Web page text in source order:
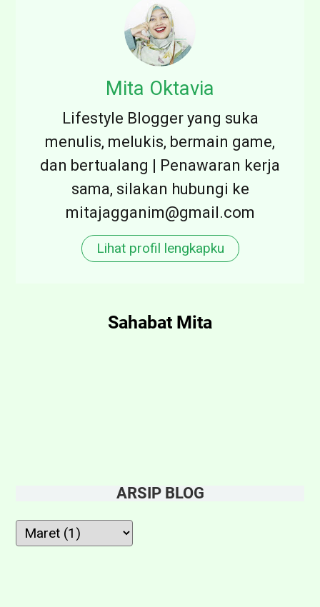
Mita Oktavia
Lifestyle Blogger yang suka
menulis, melukis, bermain game,
dan bertualang | Penawaran kerja
sama, silakan hubungi ke
mitajagganim@gmail.com
Lihat profil lengkapku
Sahabat Mita
ARSIP BLOG